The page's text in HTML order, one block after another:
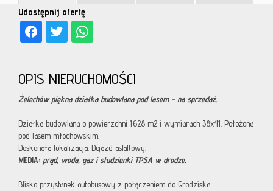
Udostępnij ofertę
OPIS NIERUCHOMOŚCI
Żelechów piękna działka budowlana pod lasem - na sprzedaż.
Działka budowlana o powierzchni 1628 m2 i wymiarach 38x41. Położona
pod lasem młochowskim.
Doskonała lokalizacja. Dojazd asfaltowy.
MEDIA: prąd, woda, gaz i studzienki TPSA w drodze.
Blisko przystanek autobusowy z połączeniem do Grodziska